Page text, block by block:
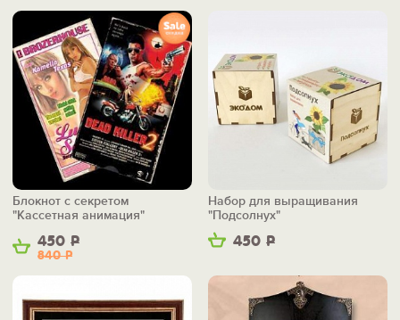
450 Р
840Р
Блокнот с секретом
"Кассетная анимация"
450 Р
Набор для выращивания
"Подсолнух"